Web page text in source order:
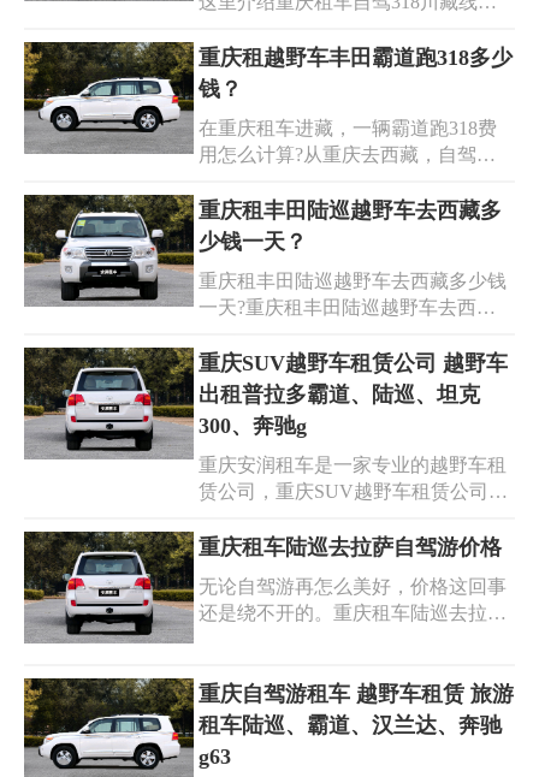
务与合理价格，能满足不同客户的需
选择安润租车，让您的出行无忧。
以坦克500、丰田普拉多3.5/4.0、丰田
陆地巡洋舰、别克商务为例，介绍了
租车自驾318拉萨还车价格，重庆租
车自驾318川进青出价格，拉萨租车
重庆租越野车丰田霸道跑318多少
钱？
在重庆租车进藏，一辆霸道跑318费
用怎么计算?从重庆去西藏，自驾游
己租车，也可以包车过去，租车的
话，车所有相关的问题都需要自己去
但是包车的话，司机负责把你行程走
完，所有零零碎碎的事情他自己负
天,3.5排量丰田霸道：800-1200元/
天。
重庆租丰田陆巡越野车去西藏多
少钱一天？
重庆租丰田陆巡越野车去西藏多少钱
一天?重庆租丰田陆巡越野车去西藏
素而异，根据不同的车型、排量和配
置，重庆租一辆丰田陆巡越野车去西
藏的费用会有所差异。在不同的旅游
季节，四川租车的丰田陆巡所需的费
用可能会有所差异。重庆租丰田陆巡
大概需要1000元~1200元一天。
重庆SUV越野车租赁公司 越野车
出租普拉多霸道、陆巡、坦克
300、奔驰g
重庆安润租车是一家专业的越野车租
赁公司，重庆SUV越野车租赁公司，
坦克300、奔驰g、路虎揽胜、路虎卫
的需求。我们拥有丰富的车型选择，
包括普拉多陆巡、路虎揽胜和奔驰大
一般来说，重庆的越野车租赁市场比
较成熟，价格也相对透明。
重庆租车陆巡去拉萨自驾游价格
无论自驾游再怎么美好，价格这回事
还是绕不开的。重庆租车陆巡去拉萨
萨自驾游价格便宜，但是性价比绝对
是诱人的。人们可以随心开着自己的
交通工具，去往任何一处美丽风景。
当美丽的景致随着自己的心自己的脚
重庆自驾游租车 越野车租赁 旅游
租车陆巡、霸道、汉兰达、奔驰
g63